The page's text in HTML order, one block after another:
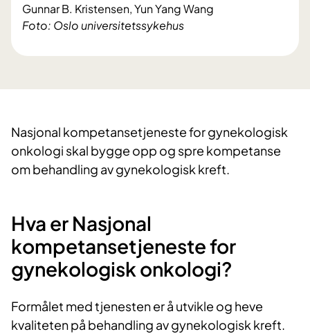
Foto: Oslo universitetssykehus
Gunnar B. Kristensen, Yun Yang Wang
Nasjonal kompetansetjeneste for gynekologisk
onkologi skal bygge opp og spre kompetanse
om behandling av gynekologisk kreft.
Hva er Nasjonal
kompetansetjeneste for
gynekologisk onkologi?
Formålet med tjenesten er å utvikle og heve
kvaliteten på behandling av gynekologisk kreft.